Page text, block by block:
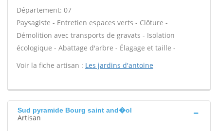
Département: 07
Paysagiste - Entretien espaces verts - Clôture -
Démolition avec transports de gravats - Isolation
écologique - Abattage d'arbre - Élagage et taille -
Voir la fiche artisan : Les jardins d'antoine
Sud pyramide Bourg saint and�ol
Artisan